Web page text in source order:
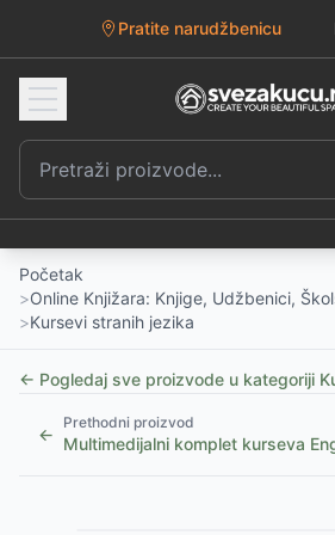
Pratite narudžbenicu
Početak
>Online Knjižara: Knjige, Udžbenici,
>Kursevi stranih jezika
← Pogledaj sve proizvode u kategoriji
←
Prethodni proizvod
Multimedijalni komplet kurseva